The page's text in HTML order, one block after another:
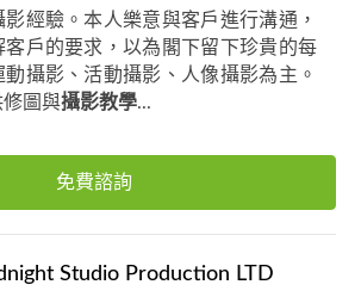
經驗。本人樂意與客戶進行溝通，
客戶的要求，以為閣下留下珍貴的每
攝影、活動攝影、人像攝影為主。
圖與攝影教學...
免費諮詢
Studio Production LTD